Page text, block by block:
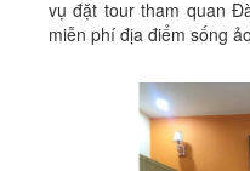
vụ đặt tour tham quan
miễn phí địa điểm sống